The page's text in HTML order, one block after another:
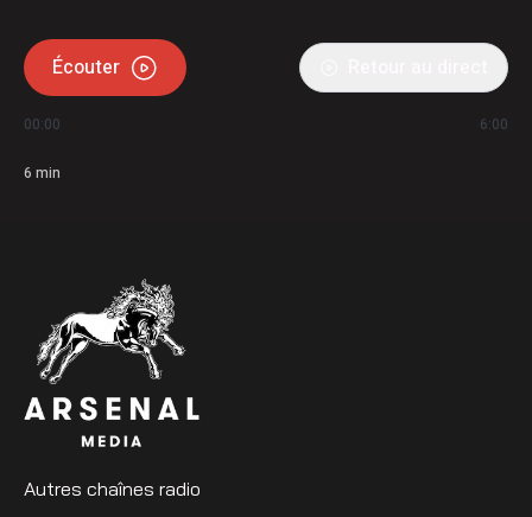
Écouter
00:00 6:00
6 min
Autres chaînes radio